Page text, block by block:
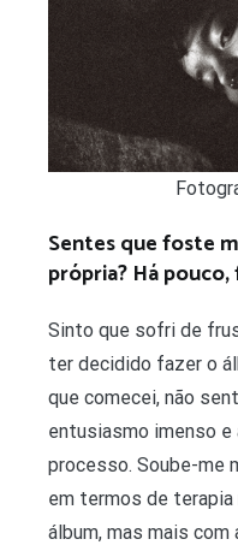
Sentes que foste
própria? Há
Sinto que sofri de
ter decidido fazer o
que comecei, não
entusiasmo imenso
processo. Soube-me
em termos de
álbum, mas mais com